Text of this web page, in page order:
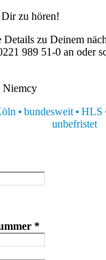
zu hören!
zu Deinem
989 51-0 an oder
Niemcy
bundesweit HLS
unbefristet
*